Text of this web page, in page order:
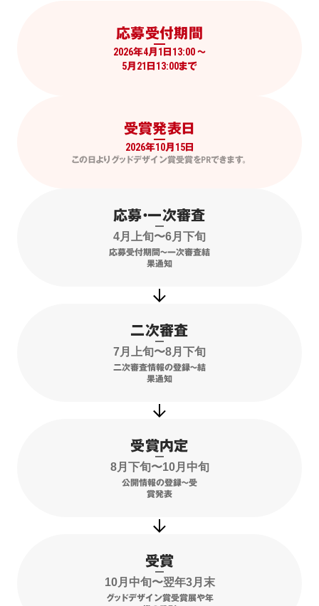
応募受付期間
2026年4月1日13:00 〜
受賞発表日
2026年10月15日
この日よりグッドデザイン賞受賞をPRできます。
応募・一次審査
4月上旬〜6月下旬
応募受付期間〜一次審査結
果通知
二次審査
7月上旬〜8月下旬
二次審査情報の登録〜結
果通知
受賞内定
8月下旬〜10月中旬
公開情報の登録〜受
賞発表
受賞
10月中旬〜翌年3月末
グッドデザイン賞受賞展や年